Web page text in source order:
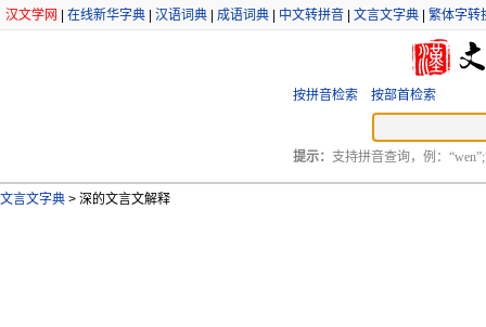
汉文学网 在线新华字典 汉语词典 成语词典 中文转拼音 文言文字典 繁体字转
按拼音检索 按部首检索
提示： 支持拼音查询，例：
文言文字典 > 深的文言文解释